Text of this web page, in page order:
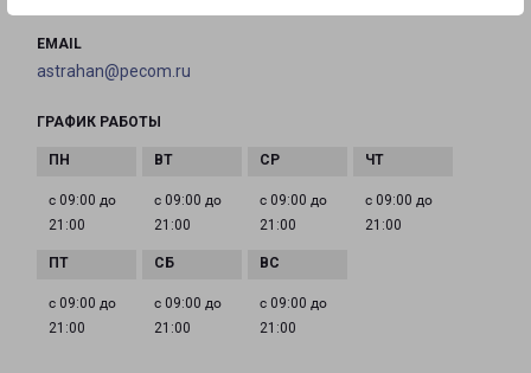
EMAIL
astrahan@pecom.ru
ГРАФИК РАБОТЫ
с 09:00 до
21:00
с 09:00 до
21:00
с 09:00 до
21:00
с 09:00 до
21:00
с 09:00 до
21:00
с 09:00 до
21:00
с 09:00 до
21:00